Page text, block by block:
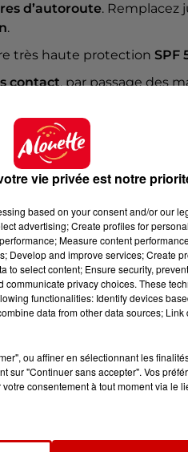
d’autoroute. Remplacez
.
très haute protection SPF
contact, par passage des
de réaliser de la
aux rayons du
des Minimeset
vie privée est notre
based on your consent and/or our
advertising; Create profiles for
Measure content
Develop and improve services; Create
select content; Ensure security,
privacy choices. These
functionalities: Identify devices
data from other data sources;
ou affiner en sélectionnant les
sur "Continuer sans accepter". Vos
consentement à tout moment via le